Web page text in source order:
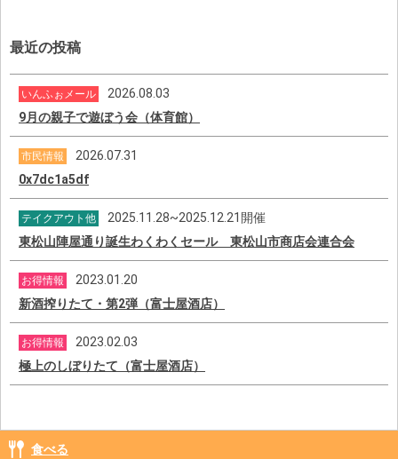
最近の投稿
いんふぉメール
2026.08.03
9月の親子で遊ぼう会（体育館）
市民情報
2026.07.31
0x7dc1a5df
テイクアウト他
2025.11.28~2025.12.21開催
東松山陣屋通り誕生わくわくセール 東松山市商店会連合会
お得情報
2023.01.20
新酒搾りたて・第2弾（富士屋酒店）
お得情報
2023.02.03
極上のしぼりたて（富士屋酒店）
食べる